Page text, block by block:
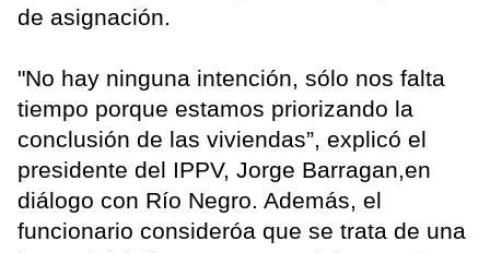
de asignación.
"No hay ninguna intención, sólo nos falta
tiempo porque estamos priorizando la
conclusión de las viviendas”, explicó el
presidente del IPPV, Jorge Barragan,en
diálogo con Río Negro. Además, el
funcionario consideróa que se trata de una